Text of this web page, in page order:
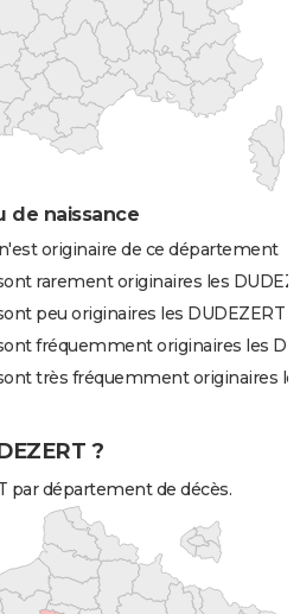
de naissance
originaire de ce département
rarement originaires les
peu originaires les DUDEZERT
fréquemment originaires les
très fréquemment originaires
?
par département de décès.